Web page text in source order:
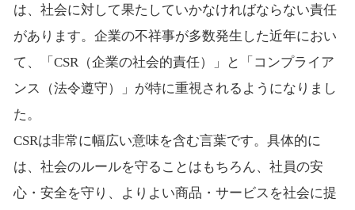
は、社会に対して果たしていかなければならない責任
があります。企業の不祥事が多数発生した近年におい
て、「CSR（企業の社会的責任）」と「コンプライア
ンス（法令遵守）」が特に重視されるようになりまし
た。
CSRは非常に幅広い意味を含む言葉です。具体的に
は、社会のルールを守ることはもちろん、社員の安
心・安全を守り、よりよい商品・サービスを社会に提